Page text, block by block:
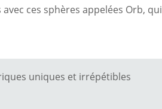
ces sphères appelées Orb, qui
uniques et irrépétibles